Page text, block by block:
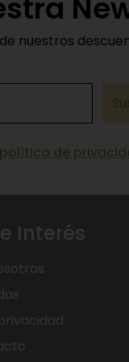
nuestros
política de
Interés